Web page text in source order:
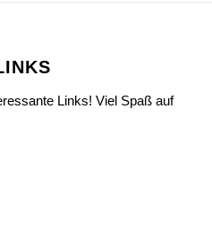
Links! Viel Spaß auf